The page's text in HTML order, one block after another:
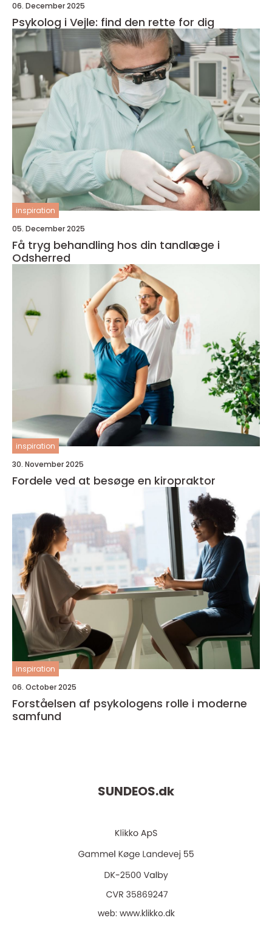
06. December 2025
Psykolog i Vejle: find den rette for dig
inspiration
05. December 2025
Få tryg behandling hos din tandlæge i
Odsherred
inspiration
30. November 2025
Fordele ved at besøge en kiropraktor
inspiration
06. October 2025
Forståelsen af psykologens rolle i moderne
samfund
SUNDEOS.dk
web: www.klikko.dk